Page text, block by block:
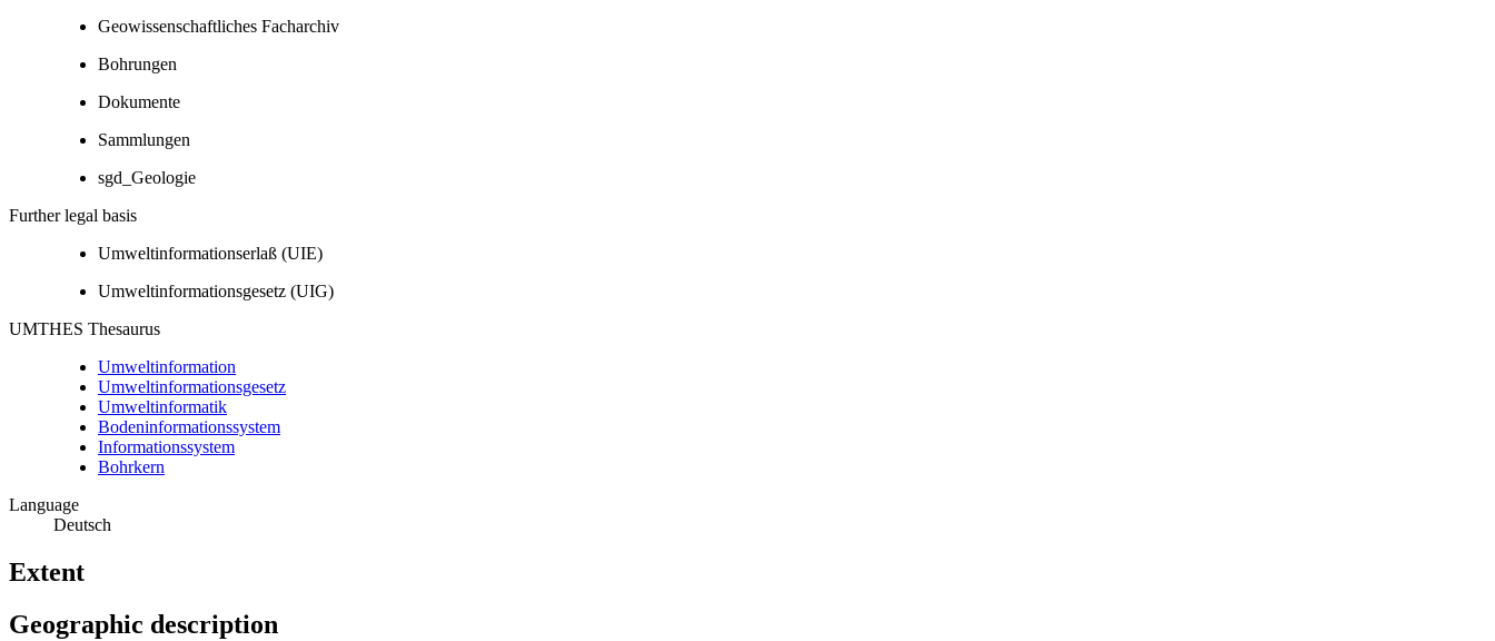
Geowissenschaftliches Facharchiv
Bohrungen
Dokumente
Sammlungen
sgd_Geologie
Further legal basis
Umweltinformationserlaß (UIE)
Umweltinformationsgesetz (UIG)
UMTHES Thesaurus
Umweltinformation
Umweltinformationsgesetz
Umweltinformatik
Bodeninformationssystem
Informationssystem
Bohrkern
Language
Deutsch
Extent
Geographic description